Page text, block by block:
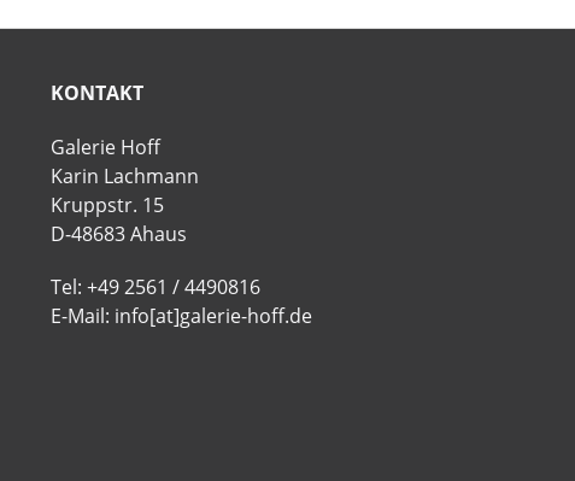
KONTAKT
Galerie Hoff
Karin Lachmann
Kruppstr. 15
D-48683 Ahaus
Tel: +49 2561 / 4490816
E-Mail: info[at]galerie-hoff.de